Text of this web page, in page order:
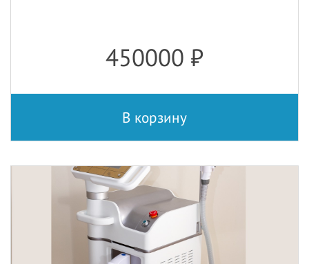
450000 ₽
В корзину